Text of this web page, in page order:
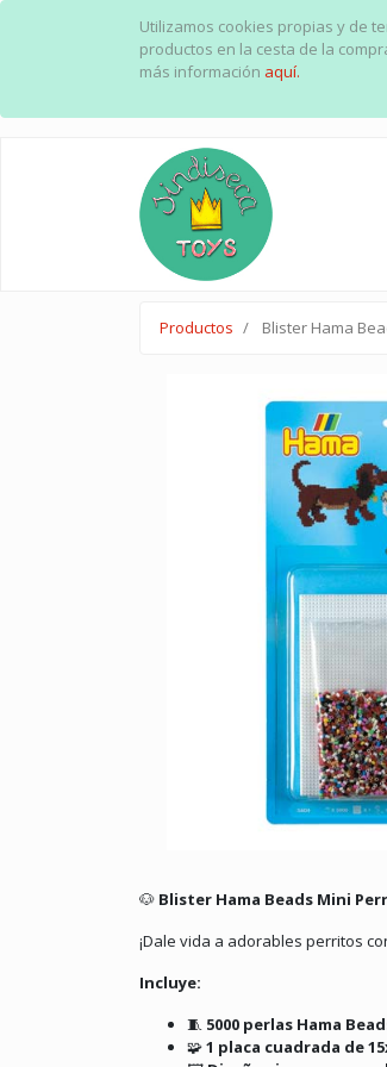
Utilizamos cookies propias y de
productos en la cesta de la
más información aquí.
Productos Blister Hama
🐶 Blister Hama Beads Mini
¡Dale vida a adorables perritos
Incluye:
🧵 5000 perlas Hama
🧩1 placa cuadrada de